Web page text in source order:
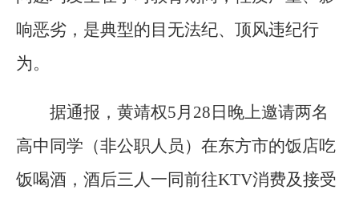
响恶劣，是典型的目无法纪、顶风违纪行
为。
据通报，黄靖权5月28日晚上邀请两名
高中同学（非公职人员）在东方市的饭店吃
饭喝酒，酒后三人一同前往KTV消费及接受